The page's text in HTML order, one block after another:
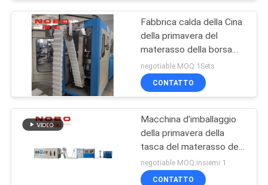
Fabbrica calda della Cina
della primavera del
materasso della borsa
della macchina della
primavera della tasca del
venditore
negotiable MOQ:1Sets
CONTATTO
Macchina d'imballaggio
della primavera della
tasca del materasso del
CE 120 molle Min
Production Line
negotiable MOQ:insiemi 1
CONTATTO